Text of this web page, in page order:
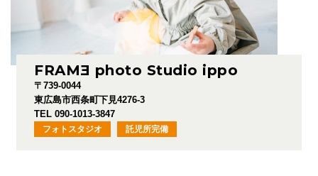
FRAME photo Studio ippo
〒739-0044
東広島市西条町下見4276-3
TEL 090-1013-3847
フォトスタジオ 託児所完備